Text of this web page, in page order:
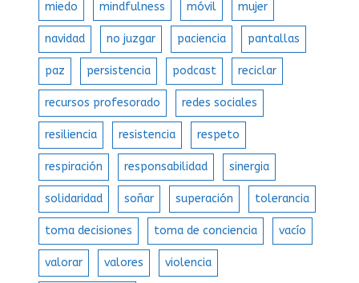
miedo mindfulness móvil mujer
navidad no juzgar paciencia pantallas
paz persistencia podcast reciclar
recursos profesorado redes sociales
resiliencia resistencia respeto
respiración responsabilidad sinergia
solidaridad soñar superación tolerancia
toma decisiones toma de conciencia vacío
valorar valores violencia